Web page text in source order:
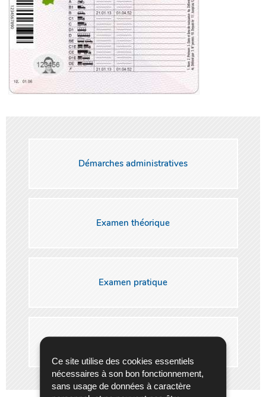
Ce site utilise des cookies essentiels
nécessaires à son bon fonctionnement,
sans usage de données à caractère
Démarches administratives
Examen théorique
Examen pratique